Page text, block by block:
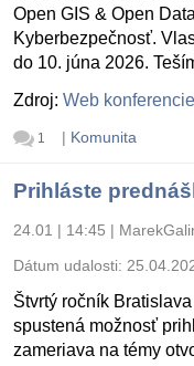
Open GIS & Open
Kyberbezpečnosť.
do 10. júna 2026.
Zdroj: Web konferencie
1 | Komunita
Prihláste
24.01 | 14:45 |
Dátum udalosti:
Štvrtý ročník
spustená možnosť
zameriava na témy